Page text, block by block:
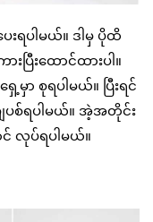
ရပါမယ်။ ဒါမှ ပိုထိ
းပြီးထောင်ထားပါ။
ာ စုရပါမယ်။ ပြီးရင်
ရပါမယ်။ အဲ့အတိုင်း
လုပ်ရပါမယ်။